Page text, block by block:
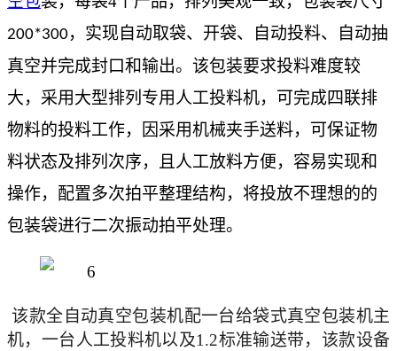
200*300，实现自动取袋、开袋、自动投料、自动抽
真空并完成封口和输出。该包装要求投料难度较
大， 采用大型排列专用人工投料机，可完成四联排
物料的投料工作，因采用机械夹手送料，可保证物
料状态及排列次序，且人工放料方便，容易实现和
操作，配置多次拍平整理结构，将投放不理想的的
包装袋进行二次振动拍平处理。
该款全自动真空包装机配一台给袋式真空包装机主
机，一台人工投料机以及1.2标准输送带，该款设备